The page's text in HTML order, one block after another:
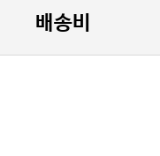
배송비